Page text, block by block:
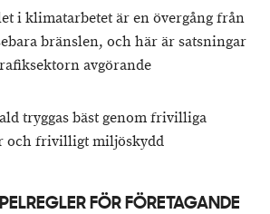
i klimatarbetet är en övergång från
bränslen, och här är satsningar
avgörande
tryggas bäst genom frivilliga
och frivilligt miljöskydd
FÖR FÖRETAGANDE